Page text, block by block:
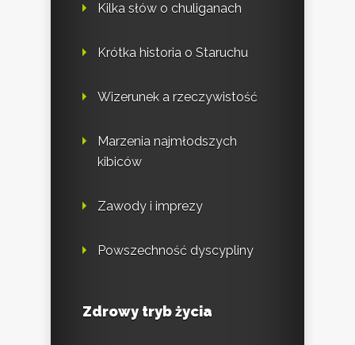
Kilka słów o chuliganach
Krótka historia o Staruchu
Wizerunek a rzeczywistość
Marzenia najmłodszych
kibiców
Zawody i imprezy
Powszechność dyscypliny
Zdrowy tryb życia